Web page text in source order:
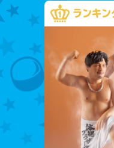
ランキン